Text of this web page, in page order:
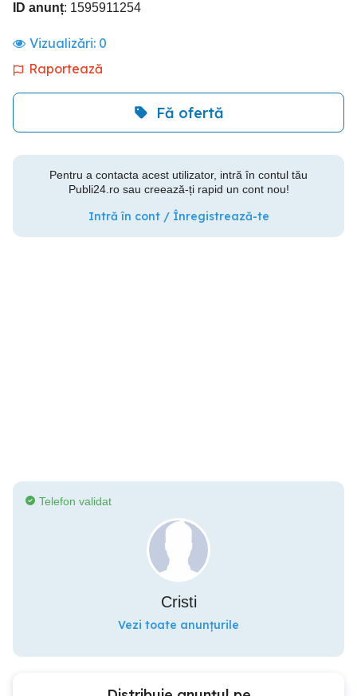
ID anunț: 1595911254
Vizualizări: 0
Raportează
Fă ofertă
Pentru a contacta acest utilizator, intră în contul tău
Publi24.ro sau creează-ți rapid un cont nou!
Intră în cont / Înregistrează-te
Telefon validat
Cristi
Vezi toate anunțurile